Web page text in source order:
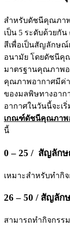
สำหรับดัชนีคุณภาพ
เป็น 5 ระดับด้วยกั
สีเพื่อเป็นสัญลักษณ์
อนามัย โดยดัชนีคุ
มาตรฐานคุณภาพอ
คุณภาพอากาศมีค่า
ของมลพิษทางอาก
อากาศในวันนี้จะเ
เกณฑ์ดัชนีคุณภาพ
นี้
0 – 25 / สัญลัก
เหมาะสำหรับทำกิ
26 – 50 / สัญลั
สามารถทำกิจกรร